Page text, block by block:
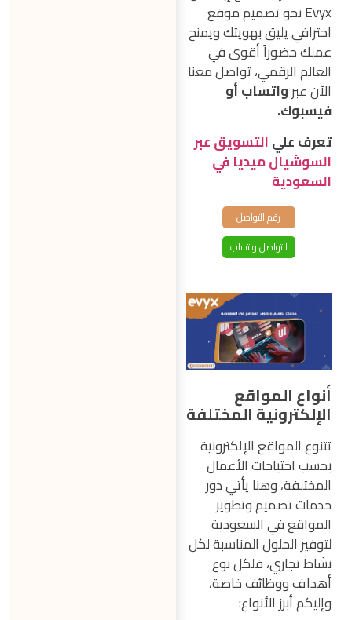
Evyx نحو تصميم موقع
احترافي يليق بهويتك ويمنح
عملك حضوراً أقوى في
العالم الرقمي، تواصل معنا
الآن عبرواتساب أو
فيسبوك.
تعرف عليالتسويق عبر
السوشيال ميديا في
السعودية
رقم التواصل
التواصل واتساب
أنواع المواقع
الإلكترونية المختلفة
تتنوع المواقع الإلكترونية
بحسب احتياجات الأعمال
المختلفة، وهنا يأتي دور
خدمات تصميم وتطوير
المواقع في السعودية
لتوفير الحلول المناسبة لكل
نشاط تجاري، فلكل نوع
أهداف ووظائف خاصة،
وإليكم أبرز الأنواع: